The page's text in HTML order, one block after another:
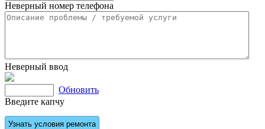
Неверный номер телефона
Неверный ввод
Обновить
Введите капчу